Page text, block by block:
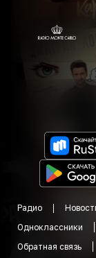
Радио
Одноклассники
Обратная связь